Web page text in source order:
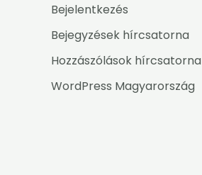
Bejelentkezés
Bejegyzések hírcsatorna
Hozzászólások hírcsatorna
WordPress Magyarország